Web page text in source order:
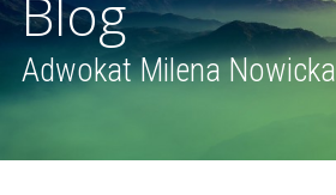
Blog
Adwokat Milena Nowicka